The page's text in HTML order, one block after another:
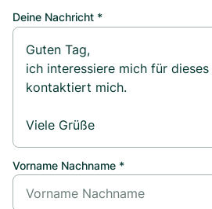
Deine Nachricht *
Vorname Nachname *